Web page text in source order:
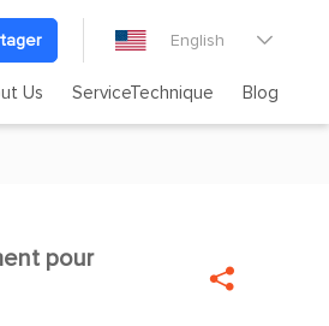
English 
Us ServiceTechnique Blog

pour
